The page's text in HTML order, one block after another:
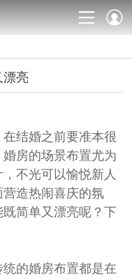
亮
结婚之前要准本很
房的场景布置尤为
不光可以愉悦新人
造热闹喜庆的氛
简单又漂亮呢？下
的婚房布置都是在